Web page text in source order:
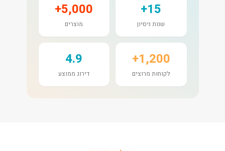
15+
שנות ניסיון
5,000+
מוצרים
1,200+
לקוחות מרוצים
4.9
דירוג ממוצע